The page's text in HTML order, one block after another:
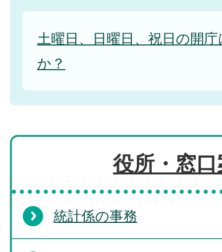
土曜日、日曜日、祝日の開
か？
役所・窓
統計係の事務